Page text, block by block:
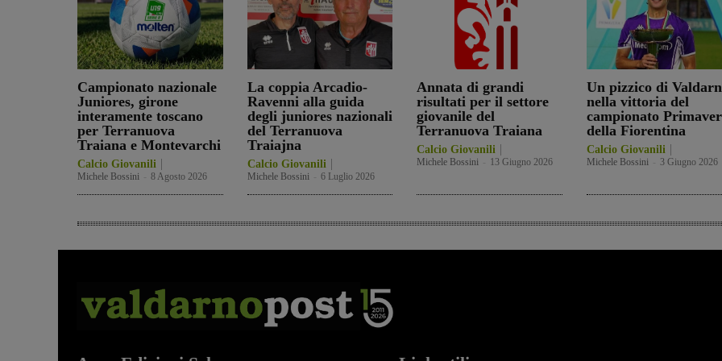
Campionato nazionale
Juniores, girone
interamente toscano
per Terranuova
Traiana e Montevarchi
Calcio Giovanili
Michele Bossini 8 Agosto 2026
La coppia Arcadio-
Ravenni alla guida
degli juniores nazionali
del Terranuova
Traiajna
Calcio Giovanili
Michele Bossini 6 Luglio 2026
Annata di grandi
risultati per il settore
giovanile del
Terranuova Traiana
Calcio Giovanili
Michele Bossini 13 Giugno 2026
Un pizzico di
nella vittoria del
campionato
della Fiorentina
Calcio Giovanili
Michele Bossini 3 Giugno 2026